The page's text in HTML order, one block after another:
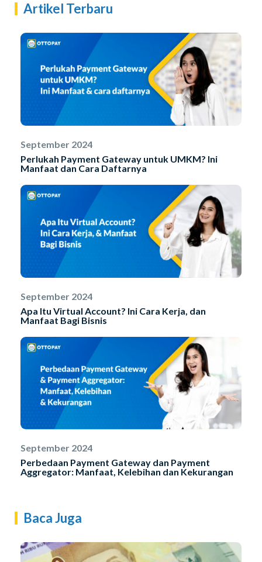
Artikel Terbaru
September 2024
Perlukah Payment Gateway untuk UMKM? Ini
Manfaat dan Cara Daftarnya
September 2024
Apa Itu Virtual Account? Ini Cara Kerja, dan
Manfaat Bagi Bisnis
September 2024
Perbedaan Payment Gateway dan Payment
Aggregator: Manfaat, Kelebihan dan Kekurangan
Baca Juga